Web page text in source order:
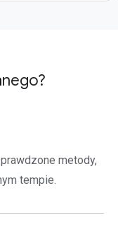
metody,
tempie.